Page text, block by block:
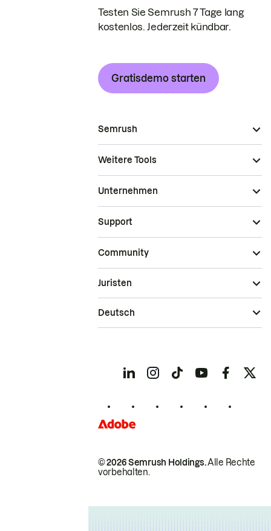
Testen Sie Semrush 7 Tage lang
kostenlos. Jederzeit kündbar.
Gratisdemo starten
Semrush
Weitere Tools
Unternehmen
Support
Community
© 2026 Semrush Holdings.Alle Rechte
vorbehalten.
Juristen
Deutsch